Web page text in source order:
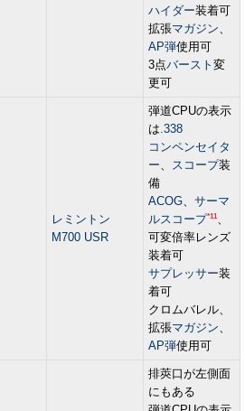
ハイダー装着可
拡張マガジン、
AP弾使用可
3点バースト 変
更可
レミントン
M700 USR
弾道CPUの表示
は.338
コンペンセイタ
ー、 スコープ装
備
ACOG、 サーマ
ルスコープ*11 、
可変倍率レンズ
装着可
サプレッサー装
着可
クロムバレル、
拡張マガジン、
AP弾使用可
排莢口が左側面
にもある